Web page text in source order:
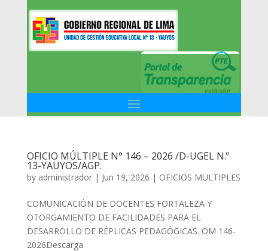
OFICIO MÚLTIPLE N° 146 – 2026 /D-UGEL N.º
13-YAUYOS/AGP.
by administrador| Jun 19, 2026 | OFICIOS MULTIPLES
COMUNICACIÓN DE DOCENTES FORTALEZA Y
OTORGAMIENTO DE FACILIDADES PARA EL
DESARROLLO DE RÉPLICAS PEDAGÓGICAS. OM 146-
2026Descarga